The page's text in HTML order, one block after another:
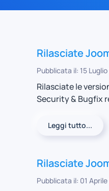
Rilasciate
Pubblicata il: 15
Rilasciate le
Security & Bugfix
Leggi tutto...
Rilasciate
Pubblicata il: 01